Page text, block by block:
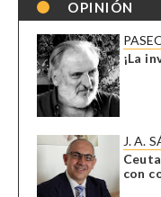
OPINIÓN
¡La
J. A.
con